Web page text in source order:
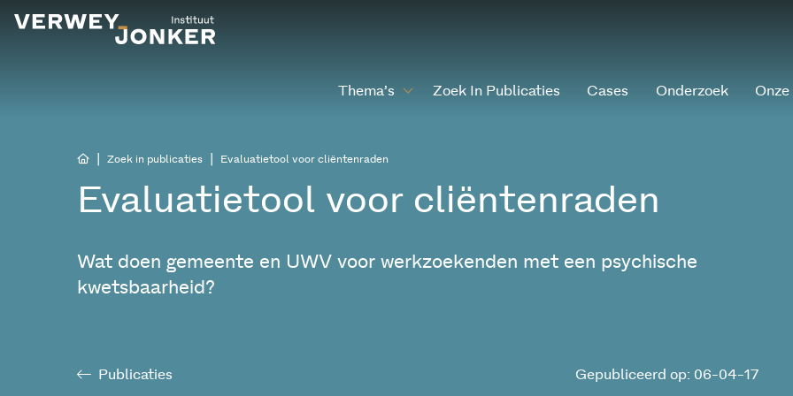
Thema’s Zoek In Publicaties Cases Onderzoek
Zoek in publicaties Evaluatietool voor cliëntenraden
Evaluatietool voor cliëntenraden
Wat doen gemeente en UWV voor werkzoekenden met een psychische
kwetsbaarheid?
Publicaties Gepubliceerd op: 06-04-17